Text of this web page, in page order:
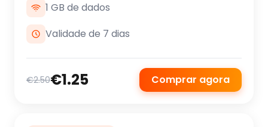
1 GB de dados
Validade de 7 dias
€2.50€1.25 Comprar agora